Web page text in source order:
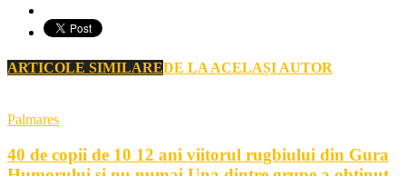
ARTICOLE SIMILAREDE LA ACELAȘI AUTOR
Palmares
40 de copii de 10 12 ani viitorul rugbiului din Gura